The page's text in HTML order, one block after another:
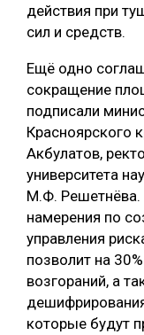
действия при
сил и средств.
Ещё одно
сокращение
подписали
Красноярского
Акбулатов,
университета
М.Ф.
намерения по
управления
позволит на
возгораний, а
которые будут